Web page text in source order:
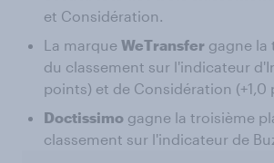
et Considération.
La marque WeTransfer gagne la
du classement sur l'indicateur
points) et de Considération (+1,0
Doctissimo gagne la troisième
classement sur l'indicateur de